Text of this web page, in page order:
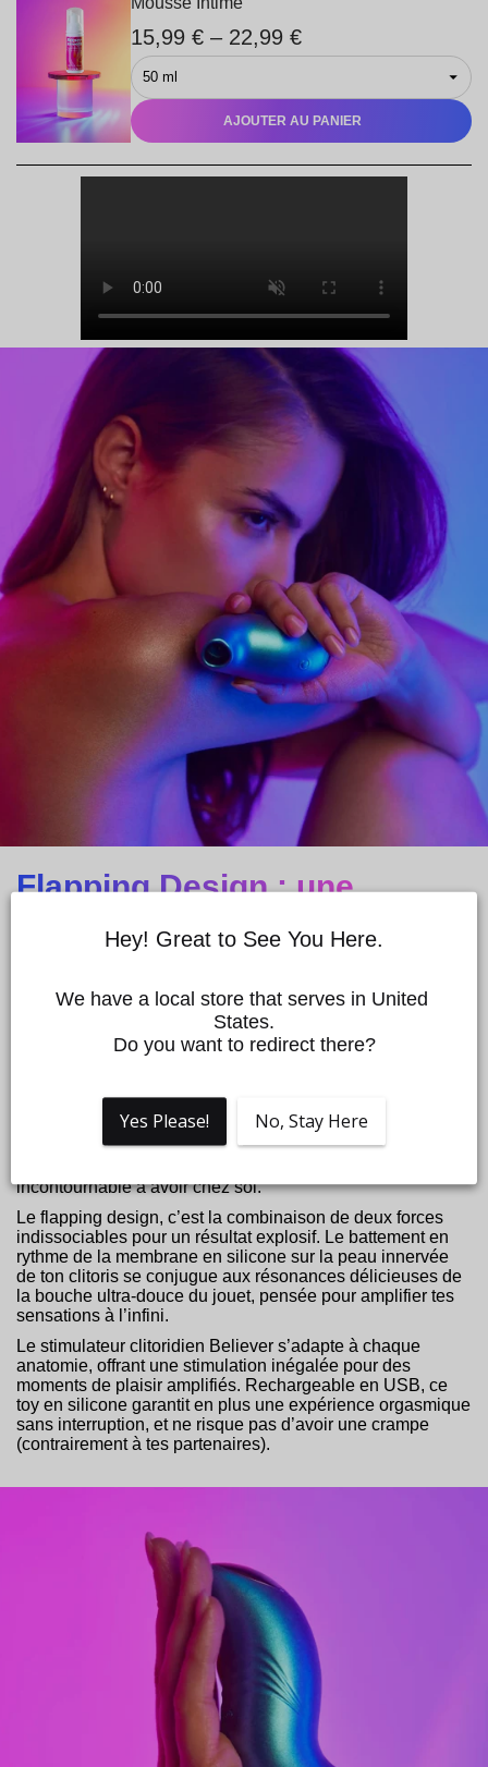
15,99 € – 22,99 €
AJOUTER AU PANIER
Flapping Design : une
technologie unique pour un
stimulateur incontournable
La force de Believer ? C’est son flapping design, bien sûr !
Petit bijou de technologie capable de recréer les
sensations du va-et-vient de la langue sur le clitoris, le
hors du commun. Les mouvements générés par cette
technologie unique sont tout simplement inégalables avec
incontournable à avoir chez soi.
Le flapping design, c’est la combinaison de deux forces
indissociables pour un résultat explosif. Le battement en
rythme de la membrane en silicone sur la peau innervée
de ton clitoris se conjugue aux résonances délicieuses de
la bouche ultra-douce du jouet, pensée pour amplifier tes
sensations à l’infini.
Le stimulateur clitoridien Believer s’adapte à chaque
anatomie, offrant une stimulation inégalée pour des
moments de plaisir amplifiés. Rechargeable en USB, ce
toy en silicone garantit en plus une expérience orgasmique
sans interruption, et ne risque pas d’avoir une crampe
(contrairement à tes partenaires).
Hey! Great to See You Here.
We have a local store that serves in United
States.
Do you want to redirect there?
Yes Please! No, Stay Here